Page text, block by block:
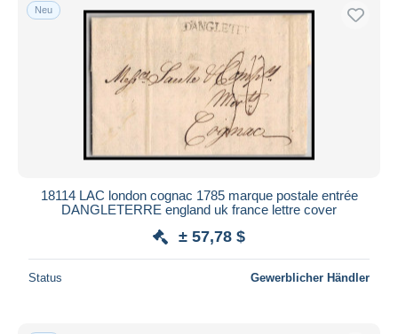
Neu
18114 LAC london cognac 1785 marque postale entrée
DANGLETERRE england uk france lettre cover
± 57,78 $
Status Gewerblicher Händler